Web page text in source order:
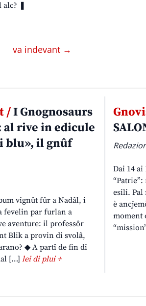
❚
va indevant →
/I Gnognosaurs
al rive in edicule
blu», il gnûf
vignût fûr a Nadâl, i
fevelin par furlan a
aventure: il professôr
Blik a provin di svolâ,
◆ A partî de fin di
[…] lei di plui +
Dai 14
esili. Pal
è
moment